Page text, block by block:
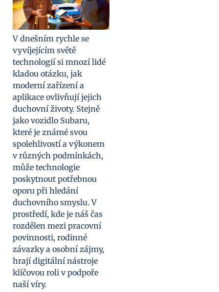
V dnešním rychle se
vyvíjejícím světě
technologií si mnozí lidé
kladou otázku, jak
moderní zařízení a
aplikace ovlivňují jejich
duchovní životy. Stejně
jako vozidlo Subaru,
které je známé svou
spolehlivostí a výkonem
v různých podmínkách,
může technologie
poskytnout potřebnou
oporu při hledání
duchovního smyslu. V
prostředí, kde je náš čas
rozdělen mezi pracovní
povinnosti, rodinné
závazky a osobní zájmy,
hrají digitální nástroje
klíčovou roli v podpoře
naší víry.